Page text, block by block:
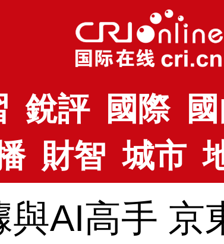
銳評 國際
財智 城市
與AI高手 京